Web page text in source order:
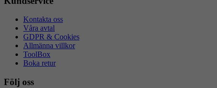
Kontakta oss
Våra avtal
GDPR & Cookies
Allmänna villkor
ToolBox
Boka retur
Följ oss